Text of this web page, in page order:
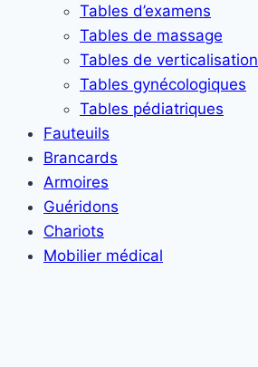
Tables d’examens
Tables de massage
Tables de verticalisation
Tables gynécologiques
Tables pédiatriques
Fauteuils
Brancards
Armoires
Guéridons
Chariots
Mobilier médical